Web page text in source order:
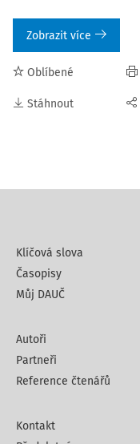
Zobrazit více
Oblíbené
Stáhnout
Klíčová slova
Časopisy
Můj DAUČ
Autoři
Partneři
Reference čtenářů
Kontakt